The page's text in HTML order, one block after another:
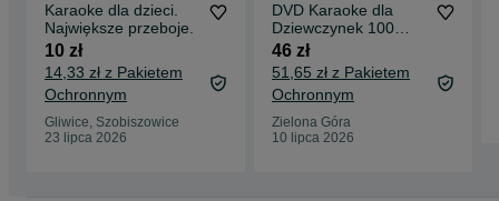
19. Koła autobusu kręcą się
20. Kółko graniaste
21. Kukułeczka ( po tym ciemnym boru )
22. Kukułeczka kuka
Karaoke dla dzieci.
Największe przeboje.
10 zł
14,33 zł z Pakietem
Ochronnym
Gliwice, Szobiszowice
23 lipca 2026
DVD Karaoke dla
Dziewczynek 100
piosenek Frozen -
Kraina Lodu!
46 zł
51,65 zł z Pakietem
Ochronnym
Zielona Góra
10 lipca 2026